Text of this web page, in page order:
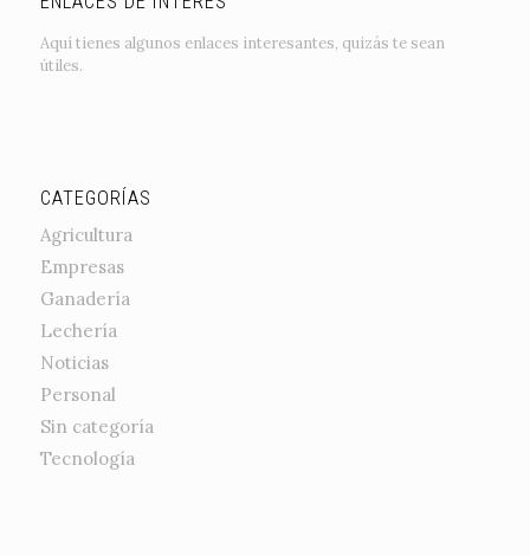
Aquí tienes algunos enlaces interesantes, quizás te sean
útiles.
CATEGORÍAS
Agricultura
Empresas
Ganadería
Lechería
Noticias
Personal
Sin categoría
Tecnología